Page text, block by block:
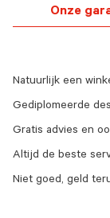
Onze
Natuurlijk een
Gediplomeerde
Gratis advies en
Altijd de beste
Niet goed, geld